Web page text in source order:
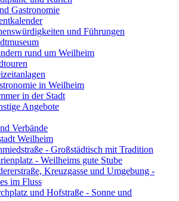
Gastronomie
und Führungen
rund um Weilheim
in Weilheim
in der Stadt
Angebote
Verbände
Weilheim
- Großstädtisch mit Tradition
- Weilheims gute Stube
Kreuzgasse und Umgebung -
im Fluss
und Hofstraße - Sonne und